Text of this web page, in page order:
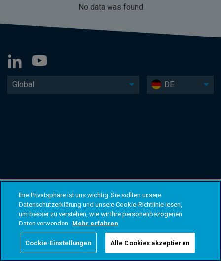
No data was found
Global DE
Ihre Privatsphäre ist uns wichtig. Sie sollten unsere
Datenschutzerklärung und unsere Cookie-Richtlinie lesen,
um besser zu verstehen, wie wir Ihre personenbezogenen
Daten verwenden. Mehr erfahren
Cookie-Einstellungen Alle Cookies akzeptieren